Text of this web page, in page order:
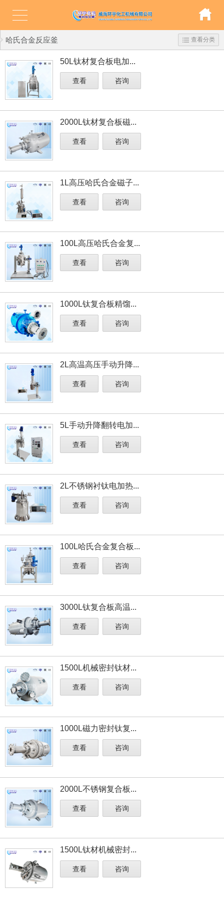
哈氏合金反应釜 查看分类
50L钛材复合板电加...
查看 咨询
2000L钛材复合板磁...
查看 咨询
1L高压哈氏合金磁子...
查看 咨询
100L高压哈氏合金复...
查看 咨询
1000L钛复合板精馏...
查看 咨询
2L高温高压手动升降...
查看 咨询
5L手动升降翻转电加...
查看 咨询
2L不锈钢衬钛电加热...
查看 咨询
100L哈氏合金复合板...
查看 咨询
3000L钛复合板高温...
查看 咨询
1500L机械密封钛材...
查看 咨询
1000L磁力密封钛复...
查看 咨询
2000L不锈钢复合板...
查看 咨询
1500L钛材机械密封...
查看 咨询